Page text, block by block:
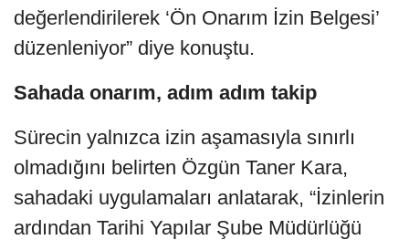
değerlendirilerek ‘Ön Onarım İzin Belgesi’
düzenleniyor” diye konuştu.
Sahada onarım, adım adım takip
Sürecin yalnızca izin aşamasıyla sınırlı
olmadığını belirten Özgün Taner Kara,
sahadaki uygulamaları anlatarak, “İzinlerin
ardından Tarihi Yapılar Şube Müdürlüğü